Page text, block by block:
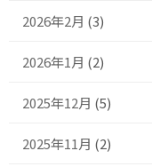
2026年2月 (3)
2026年1月 (2)
2025年12月 (5)
2025年11月 (2)